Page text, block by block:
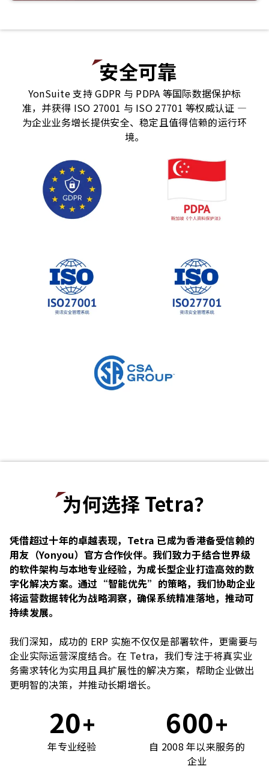
安全可靠
YonSuite 支持 GDPR 与 PDPA 等国际数据保护标
准，并获得 ISO 27001 与 ISO 27701 等权威认证 —
为企业业务增长提供安全、稳定且值得信赖的运行环
境。
为何选择 Tetra？
凭借超过十年的卓越表现，Tetra 已成为香港备受信赖的
用友（Yonyou）官方合作伙伴。我们致力于结合世界级
的软件架构与本地专业经验，为成长型企业打造高效的数
字化解决方案。通过“智能优先”的策略，我们协助企业
将运营数据转化为战略洞察，确保系统精准落地，推动可
持续发展。
我们深知，成功的 ERP 实施不仅仅是部署软件，更需要与
企业实际运营深度结合。在 Tetra，我们专注于将真实业
务需求转化为实用且具扩展性的解决方案，帮助企业做出
更明智的决策，并推动长期增长。
20+
年专业经验
600+
自 2008 年以来服务的
企业